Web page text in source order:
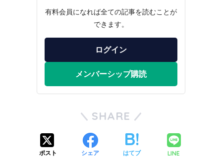
有料会員になれば全ての記事を読むことが
できます。
ログイン
メンバーシップ購読
SHARE
ポスト シェア はてブ LINE